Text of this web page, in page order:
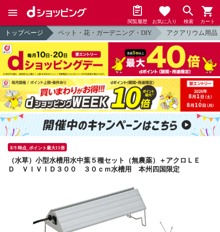
閲覧履歴 お気に入り 検索 カート
トップページ ペット・花・ガーデニング・DIY アクアリウム用品
8/9 時点_ポイント最大11倍
（水草）小型水槽用水中葉５種セット（無農薬）＋アクロＬＥ
Ｄ ＶＩＶＩＤ３００ ３０ｃｍ水槽用 本州四国限定